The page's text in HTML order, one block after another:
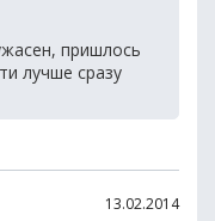
пришлось
лучше сразу
13.02.2014